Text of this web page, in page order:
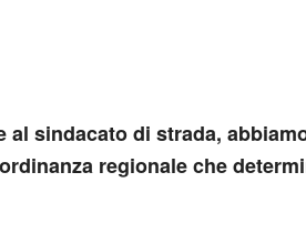
al sindacato di strada,
regionale che